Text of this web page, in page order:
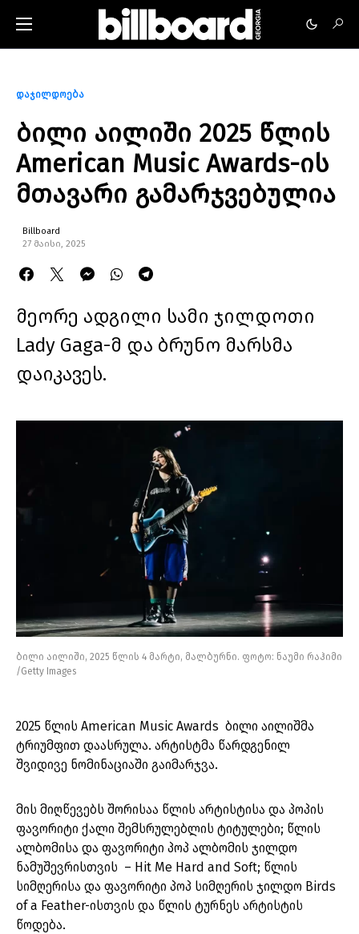
დაჯილდოება
ბილი აილიში 2025 წლის
American Music Awards-ის
მთავარი გამარჯვებულია
Billboard
27 მაისი, 2025
მეორე ადგილი სამი ჯილდოთი
Lady Gaga-მ და ბრუნო მარსმა
დაიკავეს.
ბილი აილიში, 2025 წლის 4 მარტი, მალბურნი. ფოტო: ნაუმი რაჰიმი
/Getty Images
2025 წლის American Music Awards ბილი აილიშმა
ტრიუმფით დაასრულა. არტისტმა წარდგენილ
შვიდივე ნომინაციაში გაიმარჯვა.
მის მიღწევებს შორისაა წლის არტისტისა და პოპის
ფავორიტი ქალი შემსრულებლის ტიტულები; წლის
ალბომისა და ფავორიტი პოპ ალბომის ჯილდო
ნამუშევრისთვის – Hit Me Hard and Soft; წლის
სიმღერისა და ფავორიტი პოპ სიმღერის ჯილდო Birds
of a Feather-ისთვის და წლის ტურნეს არტისტის
წოდება.